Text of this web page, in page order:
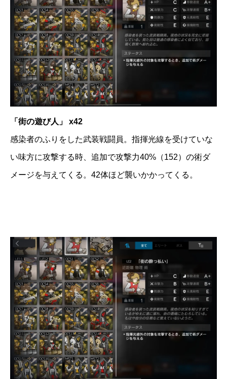
「街の遊び人」 x42
感染者のふりをした武装戦闘員。指揮光線を受けていな
い味方に攻撃する時、追加で攻撃力40%（152）の術ダ
メージを与えてくる。42体ほど襲いかかってくる。